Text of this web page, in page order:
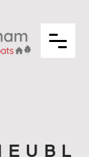
U B L